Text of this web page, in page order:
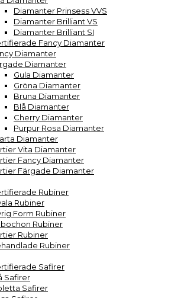
Diamanter Prinsess VVS
Diamanter Brilliant VS
Diamanter Brilliant SI
Fancy Diamanter
Diamanter
Diamanter
Gula Diamanter
Gröna Diamanter
Bruna Diamanter
Blå Diamanter
Cherry Diamanter
Purpur Rosa Diamanter
Diamanter
Vita Diamanter
Fancy Diamanter
Färgade Diamanter
Rubiner
Rubiner
Form Rubiner
Rubiner
Rubiner
Rubiner
Safirer
Safirer
Safirer